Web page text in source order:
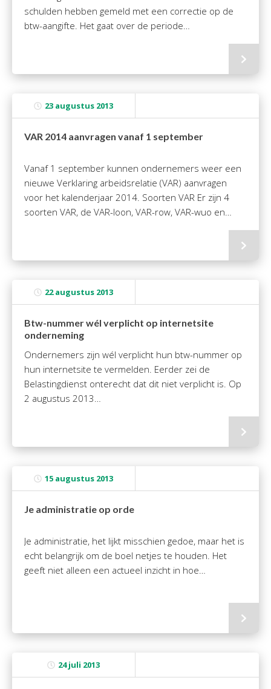
schulden hebben gemeld met een correctie op de
btw-aangifte. Het gaat over de periode…
23 augustus 2013
VAR 2014 aanvragen vanaf 1 september
Vanaf 1 september kunnen ondernemers weer een
nieuwe Verklaring arbeidsrelatie (VAR) aanvragen
voor het kalenderjaar 2014. Soorten VAR Er zijn 4
soorten VAR, de VAR-loon, VAR-row, VAR-wuo en…
22 augustus 2013
Btw-nummer wél verplicht op internetsite
onderneming
Ondernemers zijn wél verplicht hun btw-nummer op
hun internetsite te vermelden. Eerder zei de
Belastingdienst onterecht dat dit niet verplicht is. Op
2 augustus 2013…
15 augustus 2013
Je administratie op orde
Je administratie, het lijkt misschien gedoe, maar het is
echt belangrijk om de boel netjes te houden. Het
geeft niet alleen een actueel inzicht in hoe…
24 juli 2013